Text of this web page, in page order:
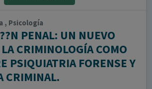
, Psicología
PENAL: UN NUEVO
CRIMINOLOGÍA COMO
PSIQUIATRIA FORENSE Y
CRIMINAL.